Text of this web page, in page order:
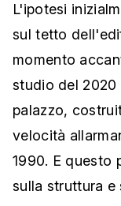
L'ipotesi
sul tetto
momento
studio del 2020
palazzo,
velocità
1990. E questo
sulla struttura e